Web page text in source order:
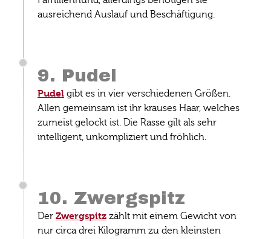
ausreichend Auslauf und Beschäftigung.
9. Pudel
Pudel gibt es in vier verschiedenen Größen.
Allen gemeinsam ist ihr krauses Haar, welches
zumeist gelockt ist. Die Rasse gilt als sehr
intelligent, unkompliziert und fröhlich.
10. Zwergspitz
Der Zwergspitz zählt mit einem Gewicht von
nur circa drei Kilogramm zu den kleinsten